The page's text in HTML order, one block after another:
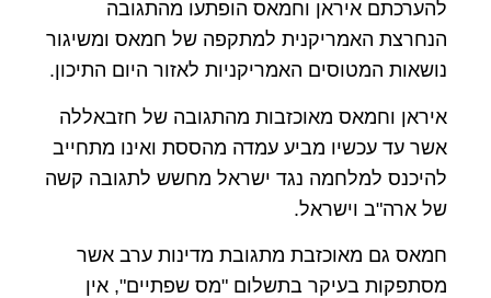
להערכתם איראן וחמאס הופתעו מהתגובה
הנחרצת האמריקנית למתקפה של חמאס ומשיגור
נושאות המטוסים האמריקניות לאזור היום התיכון.
איראן וחמאס מאוכזבות מהתגובה של חזבאללה
אשר עד עכשיו מביע עמדה מהססת ואינו מתחייב
להיכנס למלחמה נגד ישראל מחשש לתגובה קשה
של ארה"ב וישראל.
חמאס גם מאוכזבת מתגובת מדינות ערב אשר
מסתפקות בעיקר בתשלום "מס שפתיים", אין